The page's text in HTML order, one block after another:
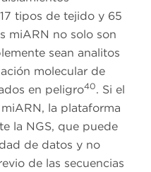
tipos de tejido y 65
miARN no solo son
sean analitos
molecular de
en peligro40. Si el
la plataforma
la NGS, que puede
de datos y no
de las secuencias